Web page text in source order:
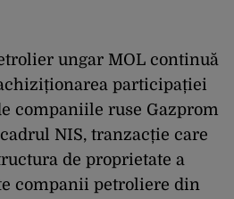
ungar MOL continuă
participației
companiile ruse Gazprom
NIS, tranzacție care
de proprietate a
companii petroliere din